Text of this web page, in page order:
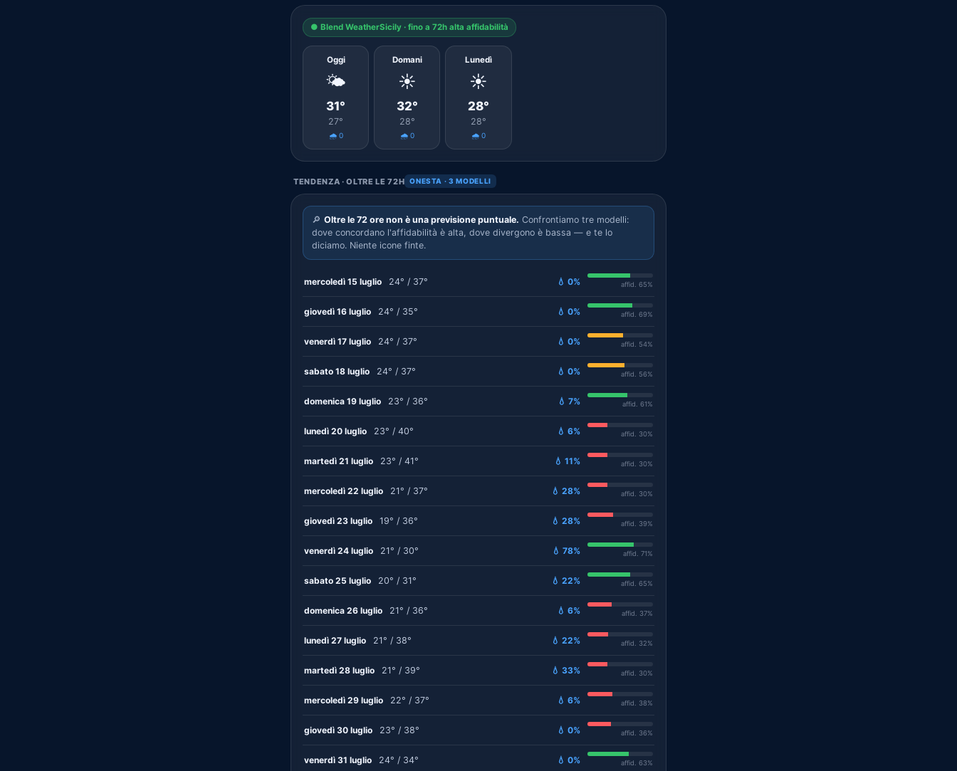
● Blend WeatherSicily · fino a 72h alta affidabilità
Oggi
🌤️
31°
27°
🌧️ 0
Domani
☀️
32°
28°
🌧️ 0
Lunedì
☀️
28°
28°
🌧️ 0
TENDENZA · OLTRE LE 72H ONESTA · 3 MODELLI
🔎 Oltre le 72 ore non è una previsione puntuale. Confrontiamo tre modelli:
dove concordano l'affidabilità è alta, dove divergono è bassa — e te lo
diciamo. Niente icone finte.
mercoledì 15 luglio 24° / 37° 💧 0% affid. 65%
giovedì 16 luglio 24° / 35° 💧 0% affid. 69%
venerdì 17 luglio 24° / 37° 💧 0% affid. 54%
sabato 18 luglio 24° / 37° 💧 0% affid. 56%
domenica 19 luglio 23° / 36° 💧 7% affid. 61%
lunedì 20 luglio 23° / 40° 💧 6% affid. 30%
martedì 21 luglio 23° / 41° 💧 11% affid. 30%
mercoledì 22 luglio 21° / 37° 💧 28% affid. 30%
giovedì 23 luglio 19° / 36° 💧 28% affid. 39%
venerdì 24 luglio 21° / 30° 💧 78% affid. 71%
sabato 25 luglio 20° / 31° 💧 22% affid. 65%
domenica 26 luglio 21° / 36° 💧 6% affid. 37%
lunedì 27 luglio 21° / 38° 💧 22% affid. 32%
martedì 28 luglio 21° / 39° 💧 33% affid. 30%
mercoledì 29 luglio 22° / 37° 💧 6% affid. 38%
giovedì 30 luglio 23° / 38° 💧 0% affid. 36%
venerdì 31 luglio 24° / 34° 💧 0% affid. 63%